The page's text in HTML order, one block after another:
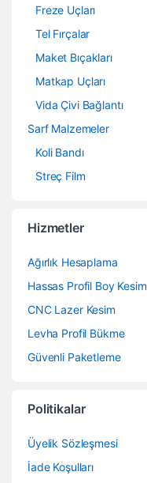
Freze Uçları
Tel Fırçalar
Maket Bıçakları
Matkap Uçları
Vida Çivi Bağlantı
Sarf Malzemeler
Koli Bandı
Streç Film
Hizmetler
Ağırlık Hesaplama
Hassas Profil Boy Kesim
CNC Lazer Kesim
Levha Profil Bükme
Güvenli Paketleme
Politikalar
Üyelik Sözleşmesi
İade Koşulları